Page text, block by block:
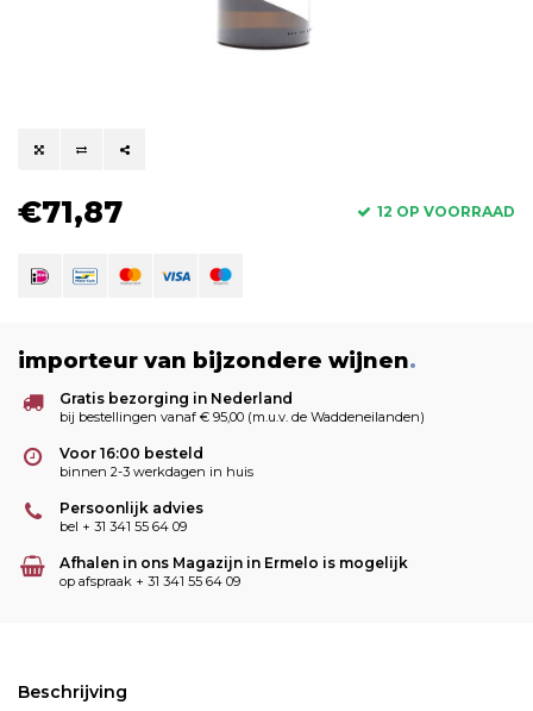
€71,87 12 OP VOORRAAD
importeur van bijzondere wijnen.
Gratis bezorging in Nederland
bij bestellingen vanaf € 95,00 (m.u.v. de Waddeneilanden)
Voor 16:00 besteld
binnen 2-3 werkdagen in huis
Persoonlijk advies
bel + 31 341 55 64 09
Afhalen in ons Magazijn in Ermelo is mogelijk
op afspraak + 31 341 55 64 09
Beschrijving